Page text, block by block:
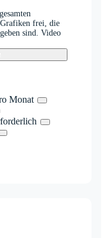
frei, die
sind. Video
Monat